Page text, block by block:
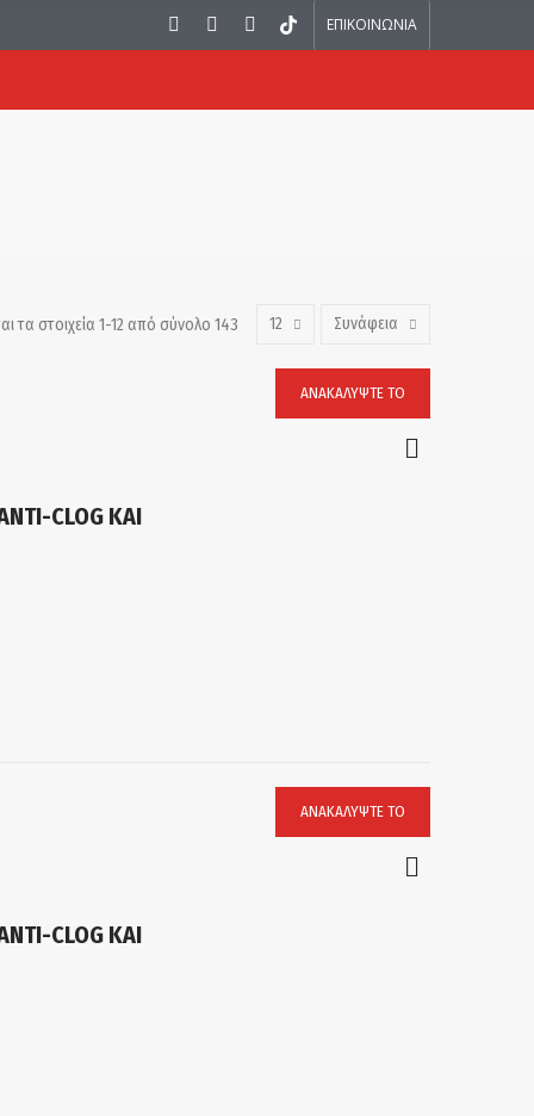
ΕΠΙΚΟΙΝΩΝΙΑ
τα στοιχεία 1-12 από σύνολο 143 12 Συνάφεια
CLOG ΚΑΙ
ΑΝΑΚΑΛΎΨΤΕ ΤΟ
CLOG ΚΑΙ
ΑΝΑΚΑΛΎΨΤΕ ΤΟ